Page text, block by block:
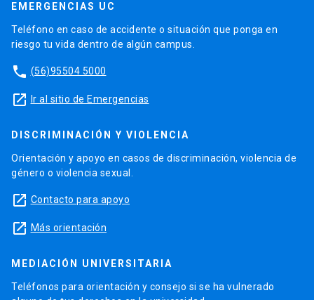
EMERGENCIAS UC
Teléfono en caso de accidente o situación que ponga en
riesgo tu vida dentro de algún campus.
phone (56)95504 5000
launch Ir al sitio de Emergencias
DISCRIMINACIÓN Y VIOLENCIA
Orientación y apoyo en casos de discriminación, violencia de
género o violencia sexual.
launch Contacto para apoyo
launch Más orientación
MEDIACIÓN UNIVERSITARIA
Teléfonos para orientación y consejo si se ha vulnerado